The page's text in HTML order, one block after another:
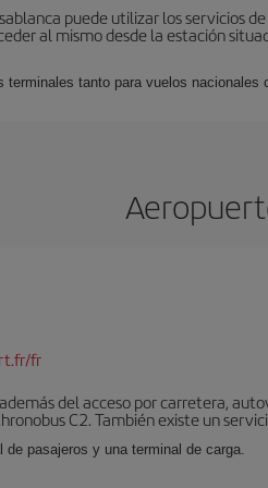
puede utilizar los servicios
al mismo desde la estación
terminales tanto para vuelos nacionales
fr
del acceso por carretera,
C2. También existe un
de pasajeros y una terminal de carga.